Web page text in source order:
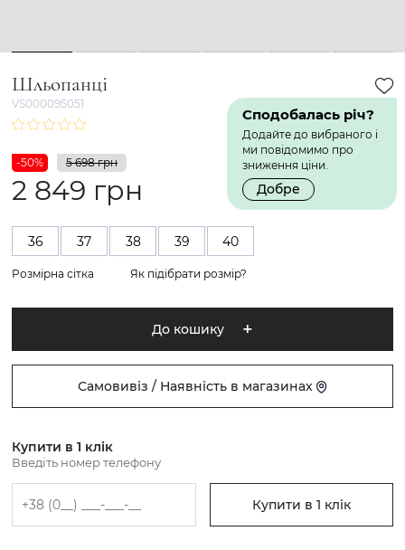
1 2 3 4 5 6
Шльопанці
VS000095051
Сподобалась річ?
Додайте до вибраного і
ми повідомимо про
зниження ціни.
Добре
-50% 5 698 грн
2 849 грн
36 37 38 39 40
Розмірна сітка Як підібрати розмір?
До кошику
Самовивіз / Наявність в магазинах
Купити в 1 клік
Введіть номер телефону
Купити в 1 клік